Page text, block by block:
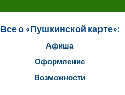
Все о «Пушкинской карте»:
Афиша
Оформление
Возможности